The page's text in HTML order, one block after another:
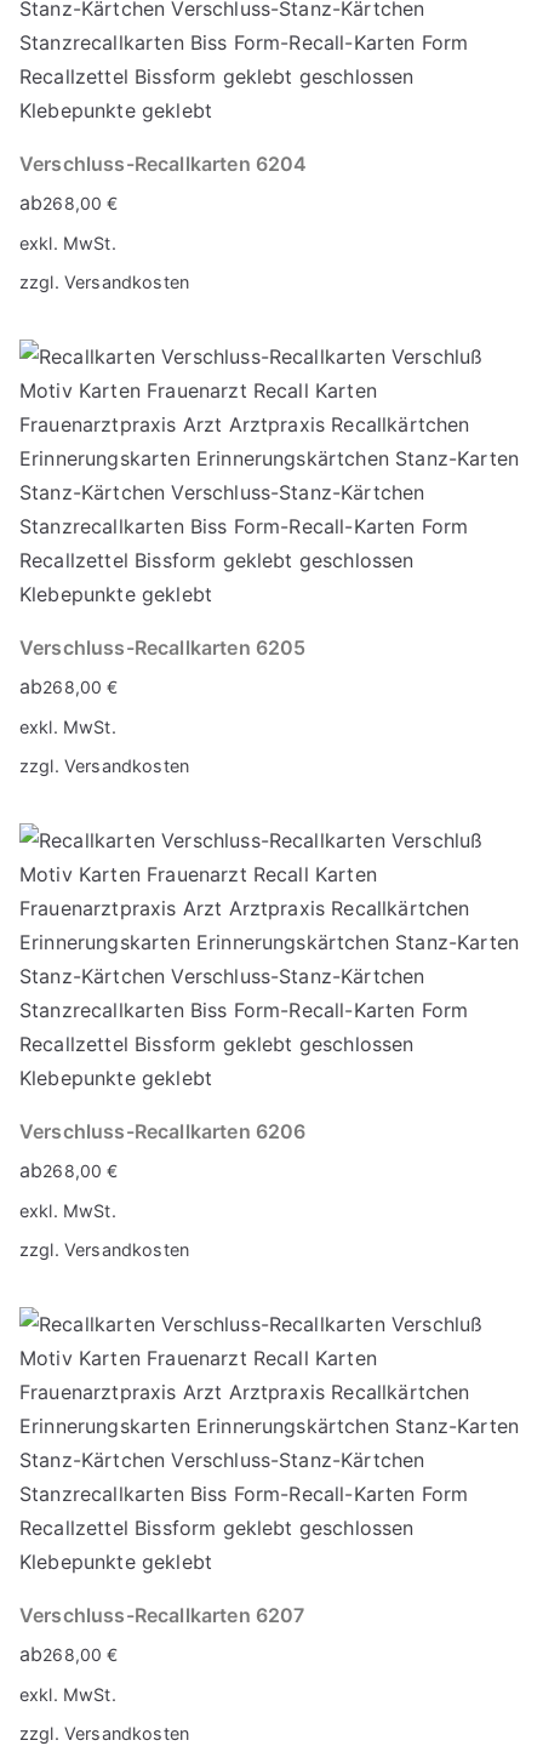
Verschluss-Recallkarten 6204
ab268,00€
exkl. MwSt.
zzgl. Versandkosten
Verschluss-Recallkarten 6205
ab268,00€
exkl. MwSt.
zzgl. Versandkosten
Verschluss-Recallkarten 6206
ab268,00€
exkl. MwSt.
zzgl. Versandkosten
Verschluss-Recallkarten 6207
ab268,00€
exkl. MwSt.
zzgl. Versandkosten